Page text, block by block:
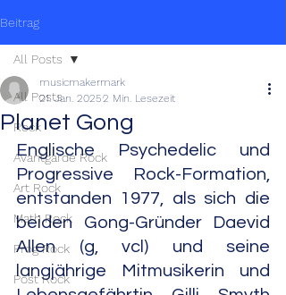
Beitrag
All Posts
Rock
Avantgarde Rock
Art Rock
Math Rock
Prog Rock
Post Rock
All Posts
Planet Gong
musicmakermark
21. Jan. 20252 Min. Lesezeit
Englische Psychedelic und
Progressive Rock-Formation,
entstanden 1977, als sich die
beiden Gong-Gründer Daevid
Allen (g, vcl) und seine
langjährige Mitmusikerin und